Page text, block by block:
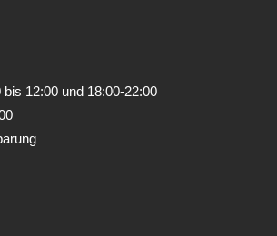
12:00 und 18:00-22:00